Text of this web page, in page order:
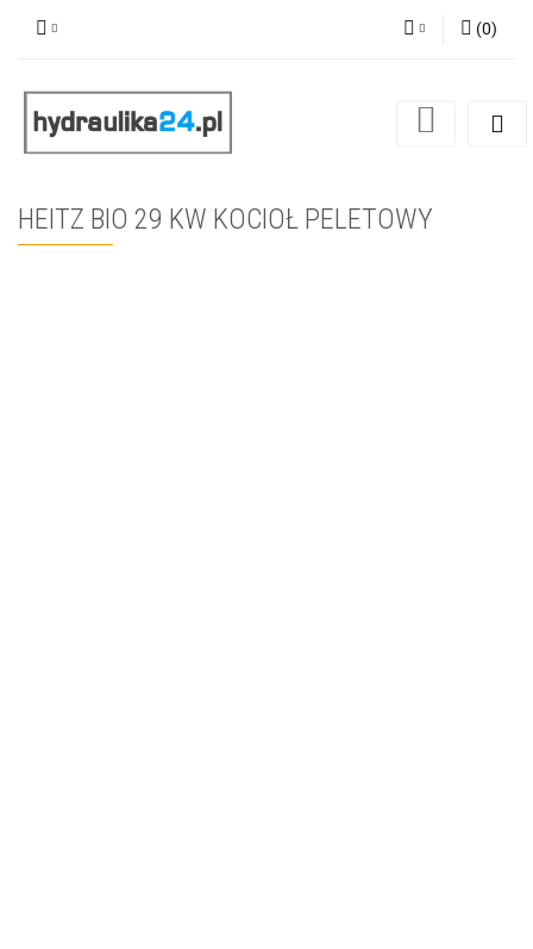
Zarejestruj się
(0)
HEITZ BIO 29 KW KOCIOŁ PELETOWY